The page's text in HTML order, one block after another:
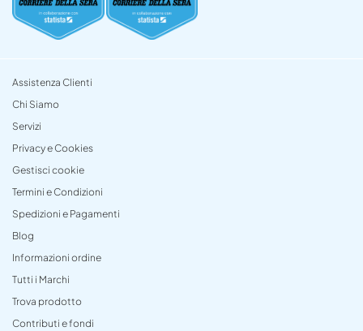
Assistenza Clienti
Chi Siamo
Servizi
Privacy e Cookies
Gestisci cookie
Termini e Condizioni
Spedizioni e Pagamenti
Blog
Informazioni ordine
Tutti i Marchi
Trova prodotto
Contributi e fondi